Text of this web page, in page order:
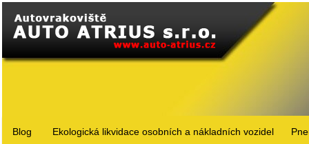
Blog Ekologická likvidace osobních a nákladních vozidel